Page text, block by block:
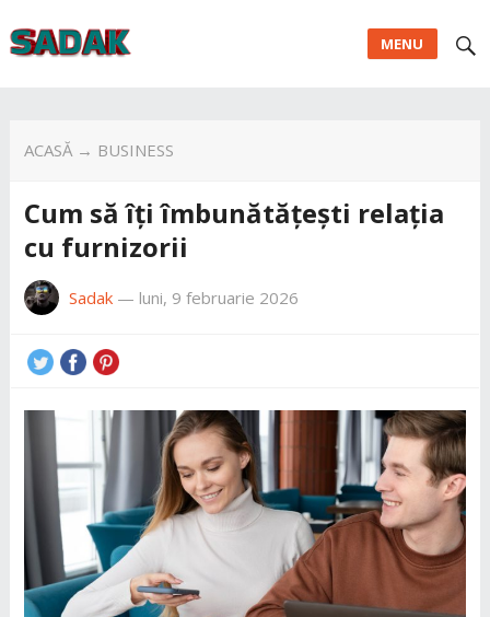
MENU
ACASĂ→ BUSINESS
Cum să îți îmbunătățești relația
cu furnizorii
Sadak— luni, 9 februarie 2026